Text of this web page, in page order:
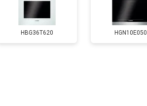
HBG36T620 HGN10E050